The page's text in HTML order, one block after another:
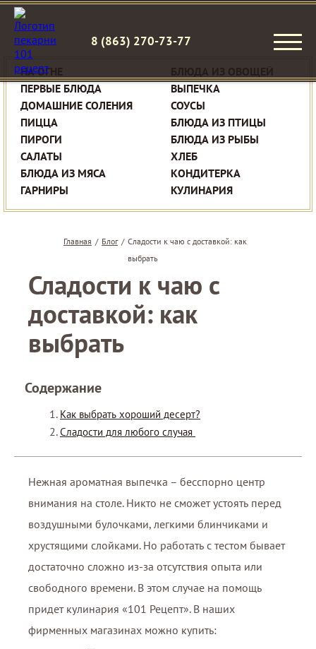
8 (863) 270-73-77
НА ОГНЕ
ПЕРВЫЕ БЛЮДА
ДОМАШНИЕ СОЛЕНИЯ
ПИЦЦА
ПИРОГИ
САЛАТЫ
БЛЮДА ИЗ МЯСА
ГАРНИРЫ
ВЫПЕЧКА
СОУСЫ
БЛЮДА ИЗ ПТИЦЫ
БЛЮДА ИЗ РЫБЫ
ХЛЕБ
КОНДИТЕРКА
КУЛИНАРИЯ
Главная / Блог / Сладости к чаю с доставкой: как
выбрать
Сладости к чаю с
доставкой: как
выбрать
Содержание
Как выбрать хороший десерт?
Сладости для любого случая
Нежная ароматная выпечка – бесспорно центр
внимания на столе. Никто не сможет устоять перед
воздушными булочками, легкими блинчиками и
хрустящими слойками. Но работать с тестом бывает
достаточно сложно из-за отсутствия опыта или
свободного времени. В этом случае на помощь
придет кулинария «101 Рецепт». В наших
фирменных магазинах можно купить: